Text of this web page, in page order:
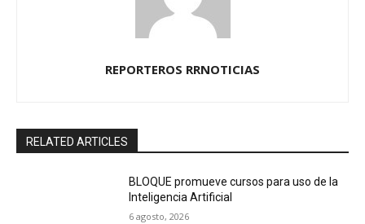
REPORTEROS RRNOTICIAS
RELATED ARTICLES
BLOQUE promueve cursos para uso de la
Inteligencia Artificial
6 agosto, 2026